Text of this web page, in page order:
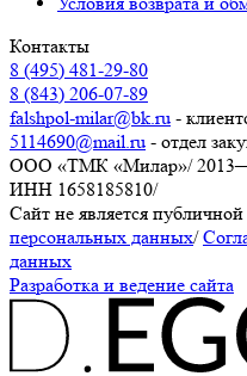
Контакты
8 (495) 481-29-80
8 (843) 206-07-89
falshpol-milar@bk.ru -
5114690@mail.ru - отдел
ООО «ТМК «Милар»/
ИНН 1658185810/
Сайт не является
персональных данных/
данных
Разработка и ведение сайта